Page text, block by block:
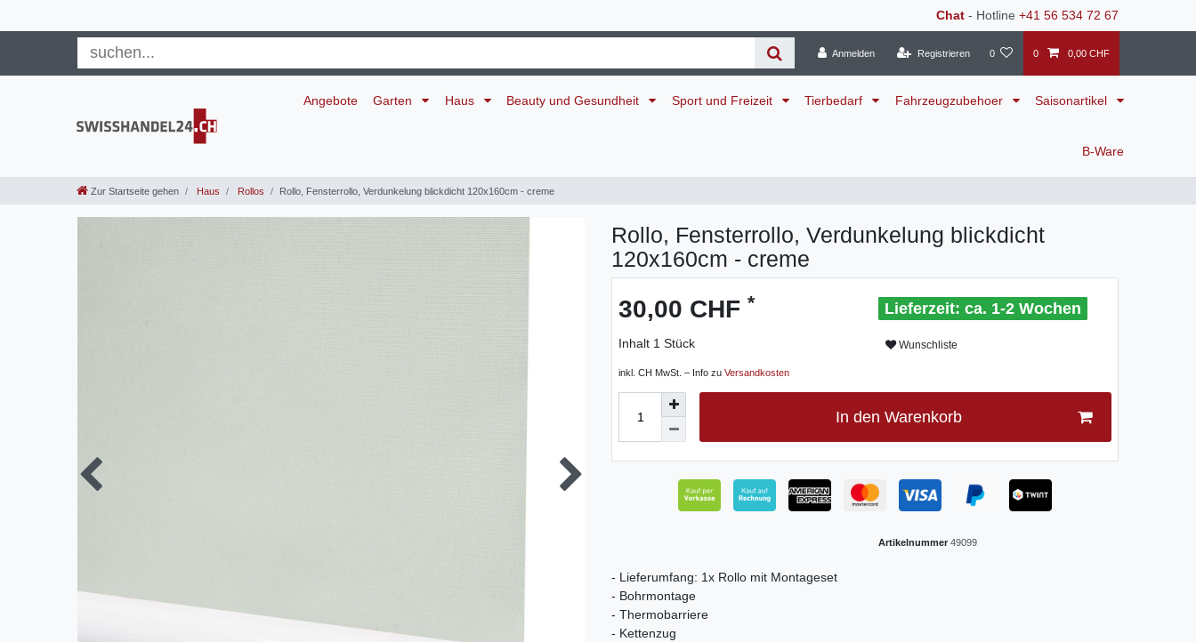
Chat - Hotline +41 56 534 72 67
Anmelden Registrieren 0 0 0,00 CHF
Angebote Garten Haus Beauty und Gesundheit Sport und Freizeit Tierbedarf Fahrzeugzubehoer Saisonartikel
B-Ware
Zur Startseite gehen Haus Rollos Rollo, Fensterrollo, Verdunkelung blickdicht 120x160cm - creme
Rollo, Fensterrollo, Verdunkelung blickdicht
120x160cm - creme
30,00 CHF *
Inhalt 1 Stück
inkl. CH MwSt. – Info zu Versandkosten
ca. 1-2 Wochen
Wunschliste
In den Warenkorb
Artikelnummer 49099
- Lieferumfang: 1x Rollo mit Montageset
- Bohrmontage
- Thermobarriere
- Kettenzug